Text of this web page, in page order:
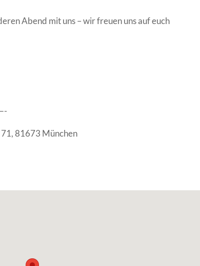
Abend mit uns – wir freuen uns auf euch
81673 München